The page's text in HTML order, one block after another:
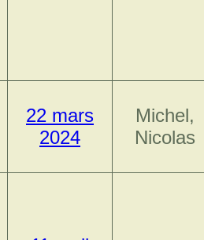
22 mars
2024
Michel,
Nicolas